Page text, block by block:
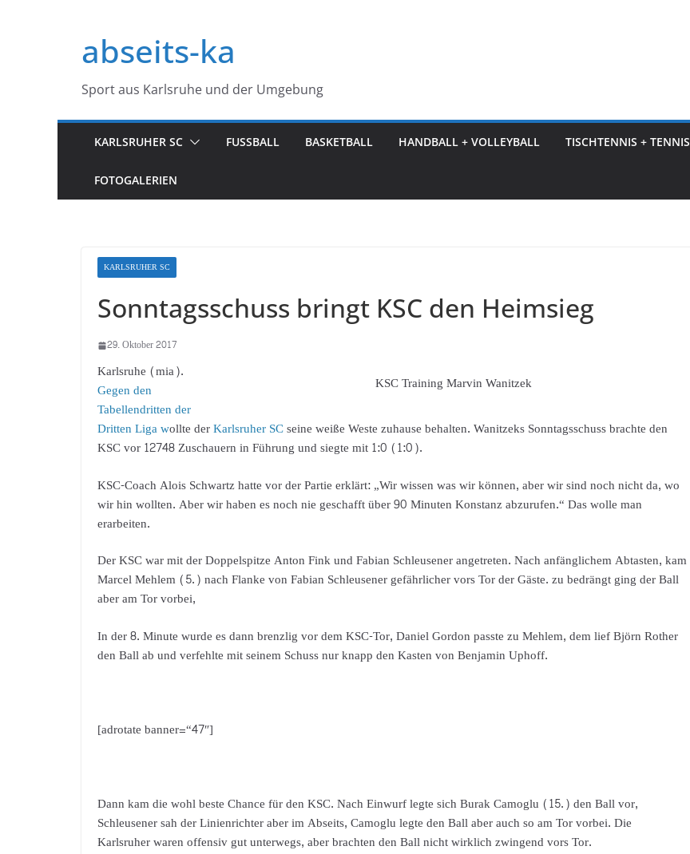
springenabseits-ka
Sport aus Karlsruhe und der Umgebung
KARLSRUHER SC FUSSBALL BASKETBALL HANDBALL + VOLLEYBALL TISCHTENNIS + TENNIS
FOTOGALERIEN
KARLSRUHER SC
Sonntagsschuss bringt KSC den Heimsieg
29. Oktober 2017
KSC Training Marvin Wanitzek
Karlsruhe (mia).
Gegen den
Tabellendritten der
Dritten Liga wollte derKarlsruher SCseine weiße Weste zuhause behalten. Wanitzeks Sonntagsschuss brachte den
KSC vor 12748 Zuschauern in Führung und siegte mit 1:0 (1:0).
KSC-Coach Alois Schwartz hatte vor der Partie erklärt: „Wir wissen was wir können, aber wir sind noch nicht da, wo
wir hin wollten. Aber wir haben es noch nie geschafft über 90 Minuten Konstanz abzurufen.“ Das wolle man
erarbeiten.
Der KSC war mit der Doppelspitze Anton Fink und Fabian Schleusener angetreten. Nach anfänglichem Abtasten, kam
Marcel Mehlem (5.) nach Flanke von Fabian Schleusener gefährlicher vors Tor der Gäste. zu bedrängt ging der Ball
aber am Tor vorbei,
In der 8. Minute wurde es dann brenzlig vor dem KSC-Tor, Daniel Gordon passte zu Mehlem, dem lief Björn Rother
den Ball ab und verfehlte mit seinem Schuss nur knapp den Kasten von Benjamin Uphoff.
[adrotate banner=“47″]
Dann kam die wohl beste Chance für den KSC. Nach Einwurf legte sich Burak Camoglu (15.) den Ball vor,
Schleusener sah der Linienrichter aber im Abseits, Camoglu legte den Ball aber auch so am Tor vorbei. Die
Karlsruher waren offensiv gut unterwegs, aber brachten den Ball nicht wirklich zwingend vors Tor.